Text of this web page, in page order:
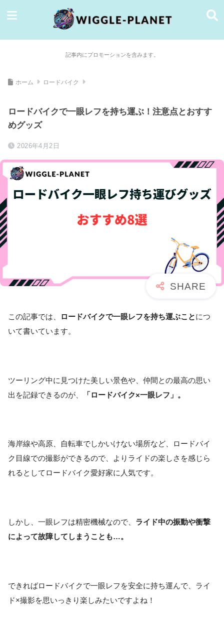
記事内にプロモーションを含みます。
ホーム ロードバイク
ロードバイクで一眼レフを持ち運ぶ！注意点とおすす
めグッズ
2026年4月2日
この記事では、 ロードバイクで一眼レフを持ち運ぶことにつ
いて書いています。
ツーリング中に見つけた美しい景色や、仲間との最高の思い
出を記録できるのが、
「ロードバイク×一眼レフ」。
海岸線や高原、自転車でしかいけない場所など、ロードバイ
ク目線での撮影ができるので、よりライドの楽しさを感じら
れるとしてロードバイク愛好家に人気です。
しかし、一眼レフは精密機械なので、 ライド中の振動や衝撃
によって故障してしまうことも…。
できればロードバイクで一眼レフを安全に持ち運んで、ライ
ド×撮影を思いっきり楽しみたいですよね！